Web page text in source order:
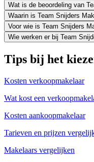
Wat is de beoordeling van
Waarin is Team Snijders
Voor wie is Team Snijders
Wie werken er bij Team
Tips bij het
Kosten verkoopmakelaar
Wat kost een
Kosten aankoopmakelaar
Tarieven en prijzen
Makelaars vergelijken